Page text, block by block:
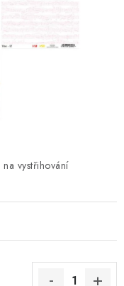
Oblíbené ♥️
recenzí
vystřihování